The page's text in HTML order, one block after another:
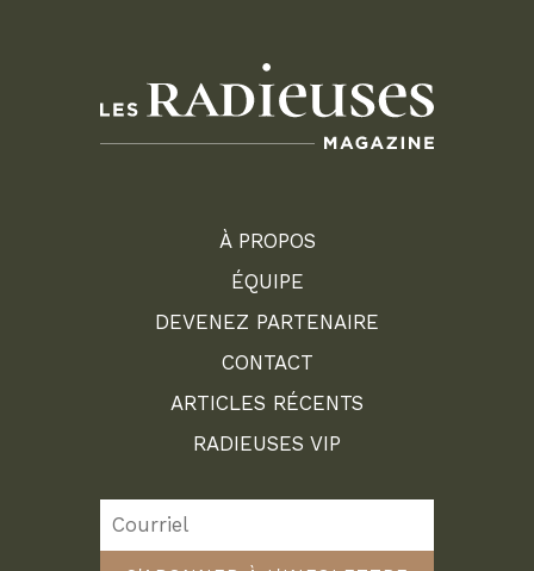
À PROPOS
ÉQUIPE
DEVENEZ PARTENAIRE
CONTACT
ARTICLES RÉCENTS
RADIEUSES VIP